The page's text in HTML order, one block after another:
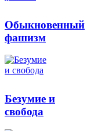
Обыкновенный
фашизм
Безумие и
свобода